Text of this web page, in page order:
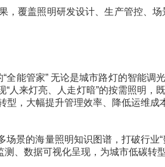
覆盖照明研发设计、生产管控、
能管家” 无论是城市路灯的智能调
来灯亮、人走灯暗”的按需照明，
型，大幅提升管理效率、降低运维成
景的海量照明知识图谱，打破行业
、数据可视化呈现，为城市低碳转